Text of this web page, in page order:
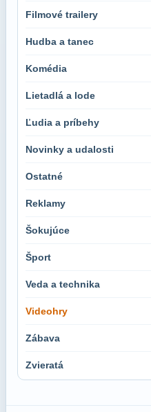
Filmové trailery
Hudba a tanec
Komédia
Lietadlá a lode
Ľudia a príbehy
Novinky a udalosti
Ostatné
Reklamy
Šokujúce
Šport
Veda a technika
Videohry
Zábava
Zvieratá